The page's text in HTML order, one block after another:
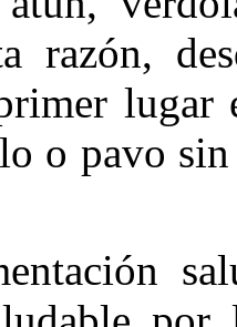
razón,
lugar
o pavo